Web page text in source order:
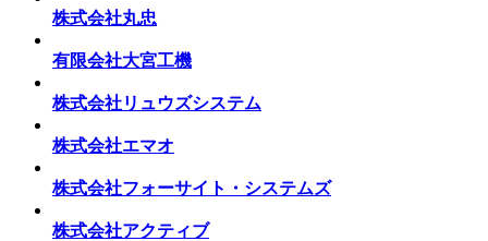
株式会社丸忠
有限会社大宮工機
株式会社リュウズシステム
株式会社エマオ
株式会社フォーサイト・システムズ
株式会社アクティブ